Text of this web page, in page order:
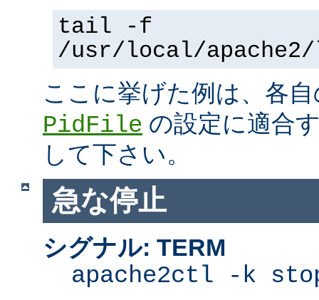
tail -f
/usr/local/
ここに挙げた例は、各
PidFile の設定に適合
して下さい。
急な停止
シグナル: TERM
apache2ctl -k